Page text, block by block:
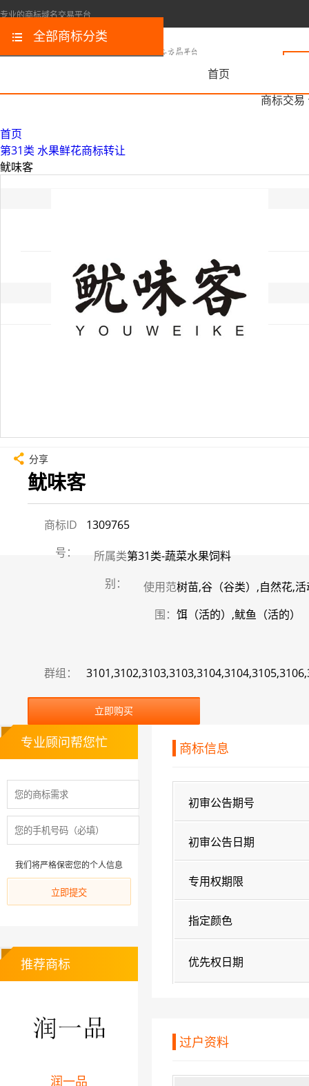
专业的商标域名交易平台
首页
商标交易
全部商标分类
首页
第31类 水果鲜花商标转让
鱿味客
分享
鱿味客
商标ID
号：
1309765
所属类
别：
第31类-蔬菜水果饲料
使用范
围：
树苗,谷（谷类）,自然花,
饵（活的）,鱿鱼（活的）
群组：
立即购买
商标信息
初审公告期号
初审公告日期
专用权期限
指定颜色
优先权日期
过户资料
专业顾问帮您忙
我们将严格保密您的个人信息
推荐商标
润一品